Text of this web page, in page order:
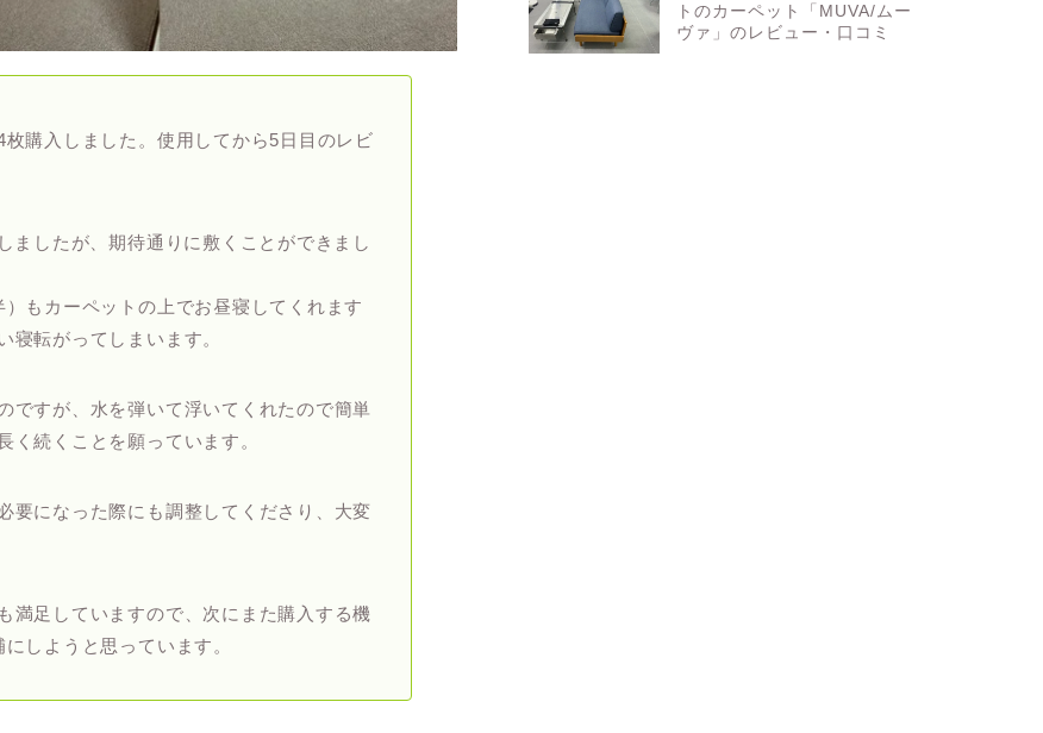
購入しました。使用してから5日目のレビ
ましたが、期待通りに敷くことができまし
もカーペットの上でお昼寝してくれます
寝転がってしまいます。
ですが、水を弾いて浮いてくれたので簡単
く続くことを願っています。
要になった際にも調整してくださり、大変
満足していますので、次にまた購入する機
しようと思っています。
トのカーペット「MUVA/ムー
ヴァ」のレビュー・口コミ